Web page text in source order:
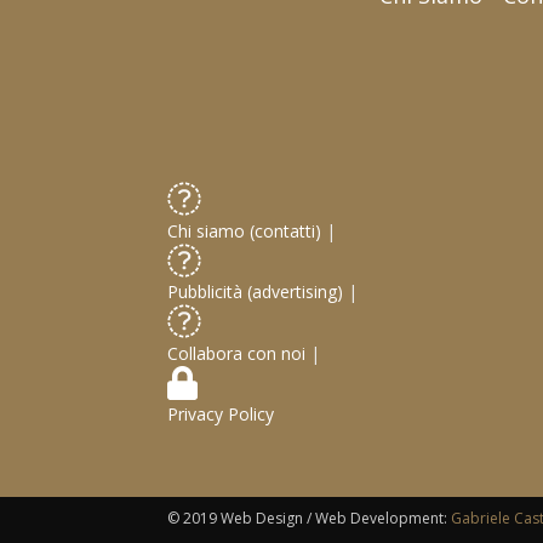
Chi siamo (contatti) |
Pubblicità (advertising) |
Collabora con noi |
Privacy Policy
© 2019 Web Design / Web Development: Gabriele